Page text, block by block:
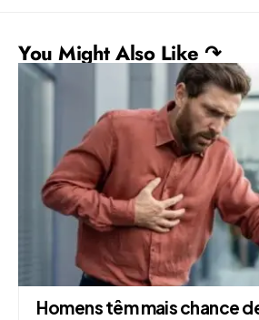
You Might Also Like ↷
Homens têm mais chance